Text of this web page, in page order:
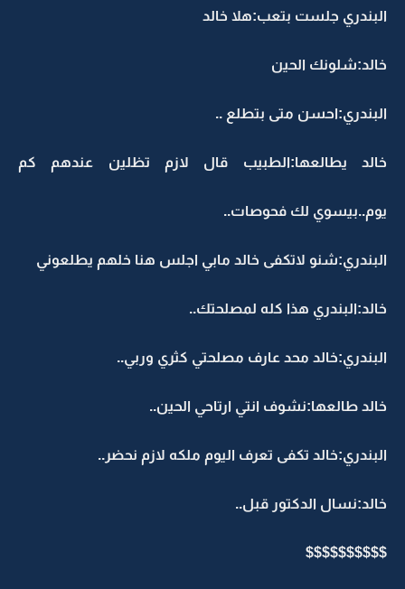
البندري جلست بتعب:هلا خالد
خالد:شلونك الحين
البندري:احسن متى بتطلع ..
خالد يطالعها:الطبيب قال لازم تظلين عندهم كم
يوم..بيسوي لك فحوصات..
البندري:شنو لاتكفى خالد مابي اجلس هنا خلهم يطلعوني
خالد:البندري هذا كله لمصلحتك..
البندري:خالد محد عارف مصلحتي كثري وربي..
خالد طالعها:نشوف انتي ارتاحي الحين..
البندري:خالد تكفى تعرف اليوم ملكه لازم نحضر..
خالد:نسال الدكتور قبل..
$$$$$$$$$$